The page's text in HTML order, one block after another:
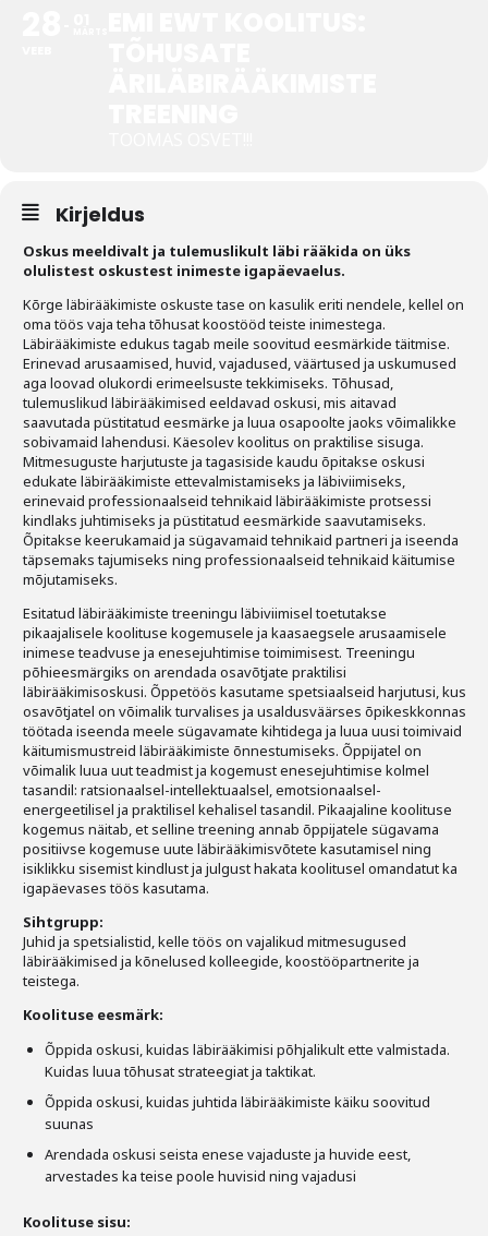
ICC WBO
ICC komisjonid
Digiraamatukogu
Juhendid ja väljaanded
Videod
Kontakt
Liitu meililistiga
Oskusteave
Incoterms® 2020
Abimaterjalid
Projektid
Kirjeldus
Oskus meeldivalt ja tulemuslikult läbi rääkida on üks
olulistest oskustest inimeste igapäevaelus.
Kõrge läbirääkimiste oskuste tase on kasulik eriti nendele, kellel on
oma töös vaja teha tõhusat koostööd teiste inimestega.
Läbirääkimiste edukus tagab meile soovitud eesmärkide täitmise.
Erinevad arusaamised, huvid, vajadused, väärtused ja uskumused
aga loovad olukordi erimeelsuste tekkimiseks. Tõhusad,
tulemuslikud läbirääkimised eeldavad oskusi, mis aitavad
saavutada püstitatud eesmärke ja luua osapoolte jaoks võimalikke
sobivamaid lahendusi. Käesolev koolitus on praktilise sisuga.
Mitmesuguste harjutuste ja tagasiside kaudu õpitakse oskusi
edukate läbirääkimiste ettevalmistamiseks ja läbiviimiseks,
erinevaid professionaalseid tehnikaid läbirääkimiste protsessi
kindlaks juhtimiseks ja püstitatud eesmärkide saavutamiseks.
Õpitakse keerukamaid ja sügavamaid tehnikaid partneri ja iseenda
täpsemaks tajumiseks ning professionaalseid tehnikaid käitumise
mõjutamiseks.
Esitatud läbirääkimiste treeningu läbiviimisel toetutakse
pikaajalisele koolituse kogemusele ja kaasaegsele arusaamisele
inimese teadvuse ja enesejuhtimise toimimisest. Treeningu
põhieesmärgiks on arendada osavõtjate praktilisi
läbirääkimisoskusi. Õppetöös kasutame spetsiaalseid harjutusi, kus
osavõtjatel on võimalik turvalises ja usaldusväärses õpikeskkonnas
töötada iseenda meele sügavamate kihtidega ja luua uusi toimivaid
käitumismustreid läbirääkimiste õnnestumiseks. Õppijatel on
võimalik luua uut teadmist ja kogemust enesejuhtimise kolmel
tasandil: ratsionaalsel-intellektuaalsel, emotsionaalsel-
energeetilisel ja praktilisel kehalisel tasandil. Pikaajaline koolituse
kogemus näitab, et selline treening annab õppijatele sügavama
positiivse kogemuse uute läbirääkimisvõtete kasutamisel ning
isiklikku sisemist kindlust ja julgust hakata koolitusel omandatut ka
igapäevases töös kasutama.
Sihtgrupp:
Juhid ja spetsialistid, kelle töös on vajalikud mitmesugused
läbirääkimised ja kõnelused kolleegide, koostööpartnerite ja
teistega.
Koolituse eesmärk:
Õppida oskusi, kuidas läbirääkimisi põhjalikult ette valmistada.
Kuidas luua tõhusat strateegiat ja taktikat.
Õppida oskusi, kuidas juhtida läbirääkimiste käiku soovitud
suunas
Arendada oskusi seista enese vajaduste ja huvide eest,
arvestades ka teise poole huvisid ning vajadusi
Koolituse sisu: